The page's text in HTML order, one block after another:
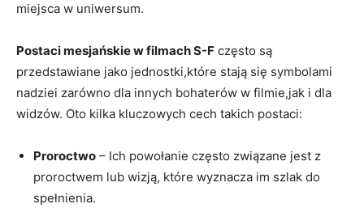
miejsca w uniwersum.
Postaci mesjańskie w filmach S-F często są
przedstawiane jako jednostki,które stają się symbolami
nadziei zarówno dla innych bohaterów w filmie,jak i dla
widzów. Oto kilka kluczowych cech takich postaci:
Proroctwo – Ich powołanie często związane jest z
proroctwem lub wizją, które wyznacza im szlak do
spełnienia.